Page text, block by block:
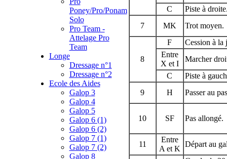
Poney/Pro/Ponam
Solo
Pro Team -
Attelage Pro
Team
Longe
Dressage n°1
Dressage n°2
Ecole des Aides
Galop 3
Galop 4
Galop 5
Galop 6 (1)
Galop 6 (2)
Galop 7 (1)
Galop 7 (2)
Galop 8
C
Piste à
7
MK Trot moyen.
8
F
Cession à la
Entre
X et I
Marcher
C
Piste à
9
H Passer au
10 SF Pas allongé.
11
Entre
A et K
Départ au